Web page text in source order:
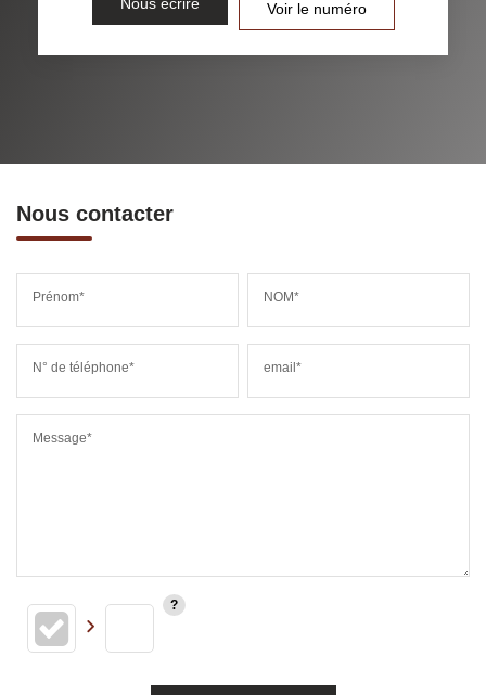
Voir le numéro
Nous contacter
Prénom* NOM*
N° de téléphone* email*
Message*